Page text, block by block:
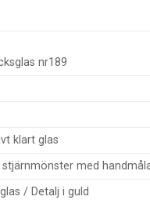
nr189
klart glas
stjärnmönster med
/ Detalj i guld